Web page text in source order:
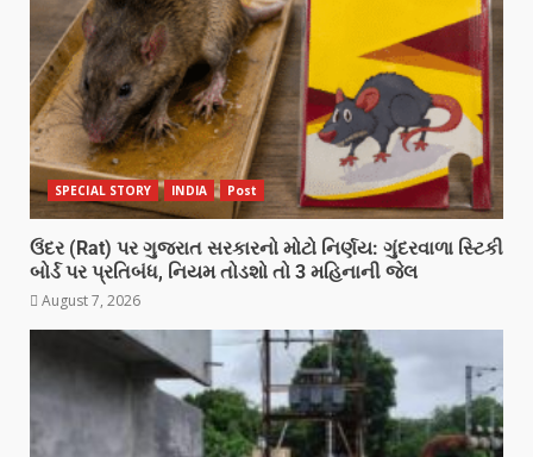
SPECIAL STORY INDIA Post
ઉંદર (Rat) પર ગુજરાત સરકારનો મોટો નિર્ણય: ગુંદરવાળા સ્ટિકી
બોર્ડ પર પ્રતિબંધ, નિયમ તોડશો તો 3 મહિનાની જેલ
August 7, 2026